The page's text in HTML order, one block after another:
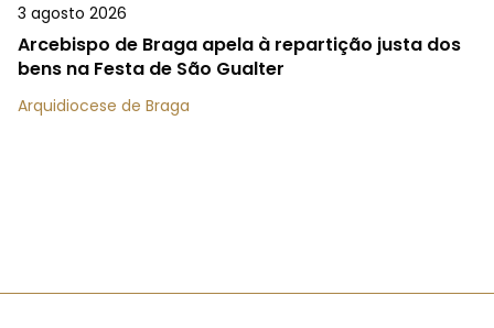
3 agosto 2026
Arcebispo de Braga apela à repartição justa dos
bens na Festa de São Gualter
Arquidiocese de Braga